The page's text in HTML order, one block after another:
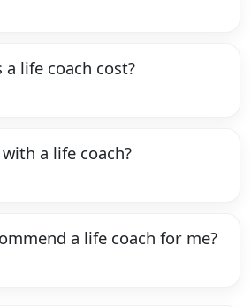
life coach cost?
a life coach?
a life coach for me?